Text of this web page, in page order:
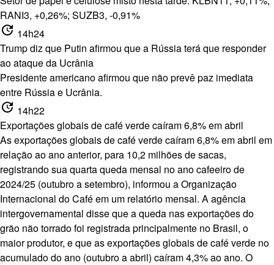
RANI3, +0,26%; SUZB3, -0,91%
update 14h24
Trump diz que Putin afirmou que a Rússia terá que responder
ao ataque da Ucrânia
Presidente americano afirmou que não prevê paz imediata
entre Rússia e Ucrânia.
update 14h22
Exportações globais de café verde caíram 6,8% em abril
As exportações globais de café verde caíram 6,8% em abril em
relação ao ano anterior, para 10,2 milhões de sacas,
registrando sua quarta queda mensal no ano cafeeiro de
2024/25 (outubro a setembro), informou a Organização
Internacional do Café em um relatório mensal. A agência
intergovernamental disse que a queda nas exportações do
grão não torrado foi registrada principalmente no Brasil, o
maior produtor, e que as exportações globais de café verde no
acumulado do ano (outubro a abril) caíram 4,3% ao ano. O